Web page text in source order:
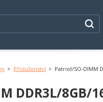
> Příslušenství > Patriot/SO-DIMM
DDR3L/8GB/